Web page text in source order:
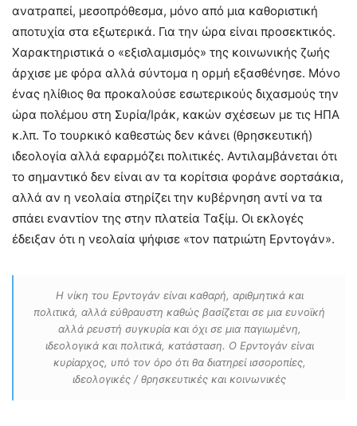
ανατραπεί, μεσοπρόθεσμα, μόνο από μια καθοριστική
αποτυχία στα εξωτερικά. Για την ώρα είναι προσεκτικός.
Χαρακτηριστικά ο «εξισλαμισμός» της κοινωνικής ζωής
άρχισε με φόρα αλλά σύντομα η ορμή εξασθένησε. Μόνο
ένας ηλίθιος θα προκαλούσε εσωτερικούς διχασμούς την
ώρα πολέμου στη Συρία/Ιράκ, κακών σχέσεων με τις ΗΠΑ
κ.λπ. Το τουρκικό καθεστώς δεν κάνει (θρησκευτική)
ιδεολογία αλλά εφαρμόζει πολιτικές. Αντιλαμβάνεται ότι
το σημαντικό δεν είναι αν τα κορίτσια φοράνε σορτσάκια,
αλλά αν η νεολαία στηρίζει την κυβέρνηση αντί να τα
σπάει εναντίον της στην πλατεία Ταξίμ. Οι εκλογές
έδειξαν ότι η νεολαία ψήφισε «τον πατριώτη Ερντογάν».
Η νίκη του Ερντογάν είναι καθαρή, αριθμητικά και
πολιτικά, αλλά εύθραυστη καθώς βασίζεται σε μια ευνοϊκή
αλλά ρευστή συγκυρία και όχι σε μια παγιωμένη,
ιδεολογικά και πολιτικά, κατάσταση. Ο Ερντογάν είναι
κυρίαρχος, υπό τον όρο ότι θα διατηρεί ισσοροπίες,
ιδεολογικές / θρησκευτικές και κοινωνικές